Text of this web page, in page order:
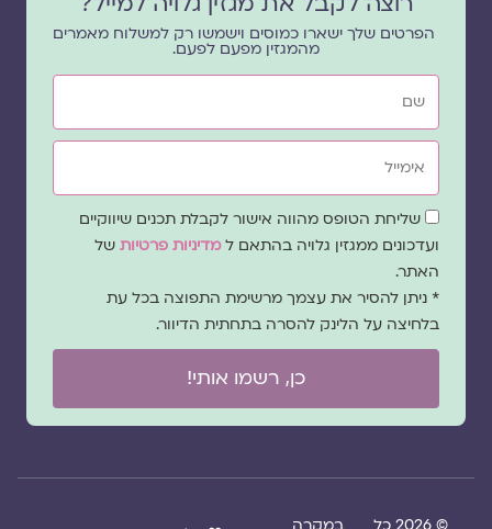
הפרטים שלך ישארו כמוסים וישמשו רק למשלוח מאמרים
מהמגזין מפעם לפעם.
שם
אימייל
שדה
הסכמה
שליחת הטופס מהווה אישור לקבלת תכנים שיווקיים
ועדכונים ממגזין גלויה בהתאם ל מדיניות פרטיותשל
האתר.
* ניתן להסיר את עצמך מרשימת התפוצה בכל עת
בלחיצה על הלינק להסרה בתחתית הדיוור.
כן, רשמו אותי!